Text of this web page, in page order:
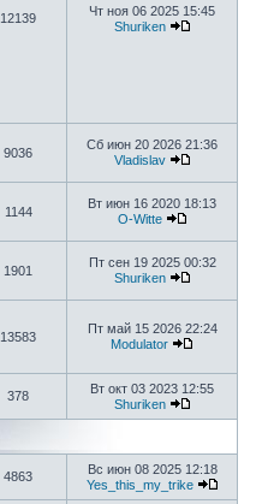
12139
Чт ноя 06 2025 15:45
Shuriken
9036
Сб июн 20 2026 21:36
Vladislav
1144
Вт июн 16 2020 18:13
O-Witte
1901
Пт сен 19 2025 00:32
Shuriken
13583
Пт май 15 2026 22:24
Modulator
378
Вт окт 03 2023 12:55
Shuriken
4863
Вс июн 08 2025 12:18
Yes_this_my_trike